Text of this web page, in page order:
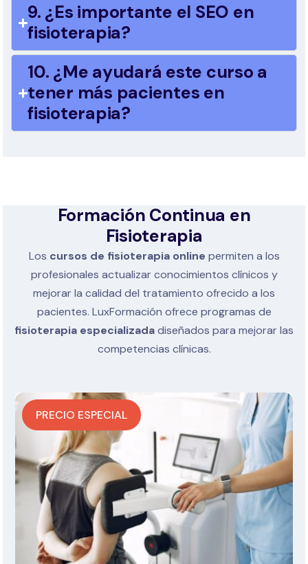
9. ¿Es importante el SEO en
fisioterapia?
10. ¿Me ayudará este curso a
tener más pacientes en
fisioterapia?
Formación Continua en
Fisioterapia
Los cursos de fisioterapia online permiten a los
profesionales actualizar conocimientos clínicos y
mejorar la calidad del tratamiento ofrecido a los
pacientes. LuxFormación ofrece programas de
fisioterapia especializadadiseñados para mejorar las
competencias clínicas.
PRECIO ESPECIAL